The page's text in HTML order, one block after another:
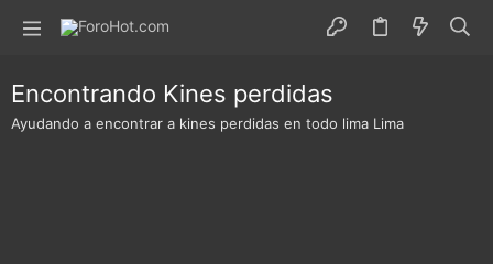
Encontrando Kines perdidas
Ayudando a encontrar a kines perdidas en todo lima Lima